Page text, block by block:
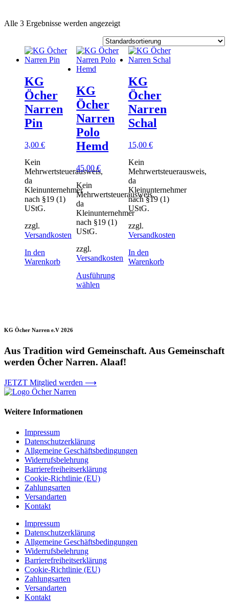
Alle 3 Ergebnisse werden angezeigt
KG
Öcher
Narren
Pin
3,00 €
Kein
Mehrwertsteuerausweis,
da
Kleinunternehmer
nach §19 (1)
UStG.
zzgl.
Versandkosten
In den
Warenkorb
KG
Öcher
Narren
Polo
Hemd
45,00€
Kein
Mehrwertsteuerausweis,
da
Kleinunternehmer
nach §19 (1)
UStG.
zzgl.
Versandkosten
Ausführung
wählen
Optionen
können
auf
KG
Öcher
Narren
Schal
15,00 €
Kein
Mehrwertsteuerausweis,
da
Kleinunternehmer
nach §19 (1)
UStG.
zzgl.
Versandkosten
In den
Warenkorb
KG Öcher Narren e.V 2026
Aus Tradition wird Gemeinschaft. Aus Gemeinschaft
werden Öcher Narren. Alaaf!
JETZT Mitglied werden ⟶
Weitere Informationen
Impressum
Datenschutzerklärung
Allgemeine Geschäftsbedingungen
Widerrufsbelehrung
Barrierefreiheitserklärung
Cookie-Richtlinie (EU)
Zahlungsarten
Versandarten
Kontakt
Impressum
Datenschutzerklärung
Allgemeine Geschäftsbedingungen
Widerrufsbelehrung
Barrierefreiheitserklärung
Cookie-Richtlinie (EU)
Zahlungsarten
Versandarten
Kontakt